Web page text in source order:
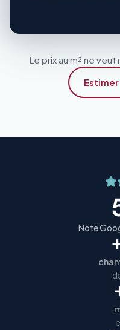
Le prix au m² ne
Note